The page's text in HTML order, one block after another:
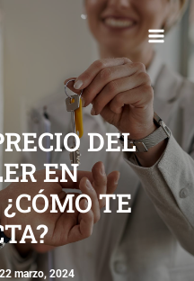
Main
DEL
EN
TE
22 marzo, 2024